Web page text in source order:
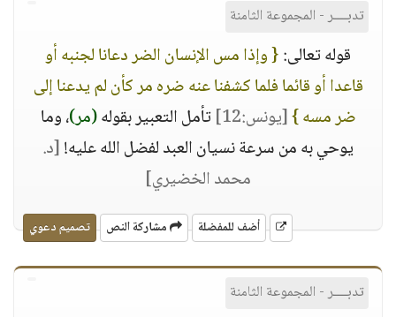
تدبــــر - المجموعة الثامنة
قوله تعالى:{ وإذا مس الإنسان الضر دعانا لجنبه أو
قاعدا أو قائما فلما كشفنا عنه ضره مر كأن لم يدعنا إلى
ضر مسه }[يونس:12] تأمل التعبير بقوله(مر)، وما
يوحي به من سرعة نسيان العبد لفضل الله عليه![د.
محمد الخضيري]
أضف للمفضلة مشاركة النص تصميم دعوي
تدبــــر - المجموعة الثامنة